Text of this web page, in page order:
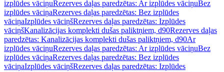
izplūdes vāciņuRezerves daļas paredzētas: Ar izplūdes vāciņuBez
izplūdes vāciņaRezerves daļas paredzētas: Bez izplūdes
vāciņaIzplūdes vāciņšRezerves daļas paredzētas: Izplūdes
vāciņšKanalizācijas komplekti dušas paliktņiem, d90Rezerves daļas
paredzētas: Kanalizācijas komplekti dušas paliktņiem, d90Ar
izplūdes vāciņuRezerves daļas paredzētas: Ar izplūdes vāciņuBez
izplūdes vāciņaRezerves daļas paredzētas: Bez izplūdes
vāciņaIzplūdes vāciņšRezerves daļas paredzētas: Izplūdes